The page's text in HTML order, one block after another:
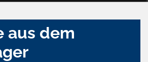
aus dem